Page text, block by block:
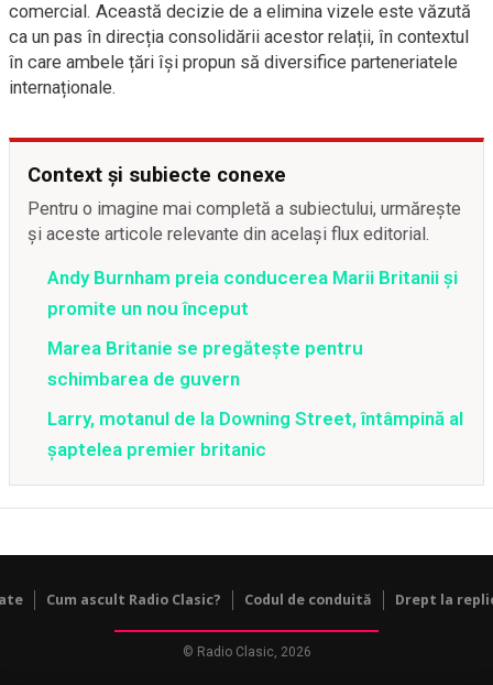
comercial. Această decizie de a elimina vizele este văzută
ca un pas în direcția consolidării acestor relații, în contextul
în care ambele țări își propun să diversifice parteneriatele
internaționale.
Context și subiecte conexe
Pentru o imagine mai completă a subiectului, urmărește
și aceste articole relevante din același flux editorial.
Andy Burnham preia conducerea Marii Britanii și
promite un nou început
Marea Britanie se pregătește pentru
schimbarea de guvern
Larry, motanul de la Downing Street, întâmpină al
șaptelea premier britanic
Cum ascult Radio Clasic? Codul de conduită Drept la
© Radio Clasic, 2026